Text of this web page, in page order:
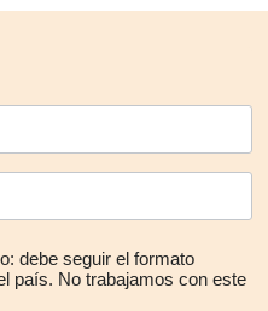
debe seguir el formato
país. No trabajamos con este